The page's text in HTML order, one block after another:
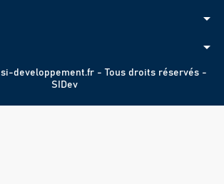
arrow_drop_down
arrow_drop_down
si-developpement.fr - Tous droits réservés -
SIDev